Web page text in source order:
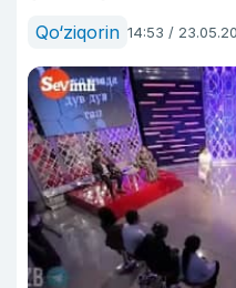
Qo‘ziqorin 14:53 /